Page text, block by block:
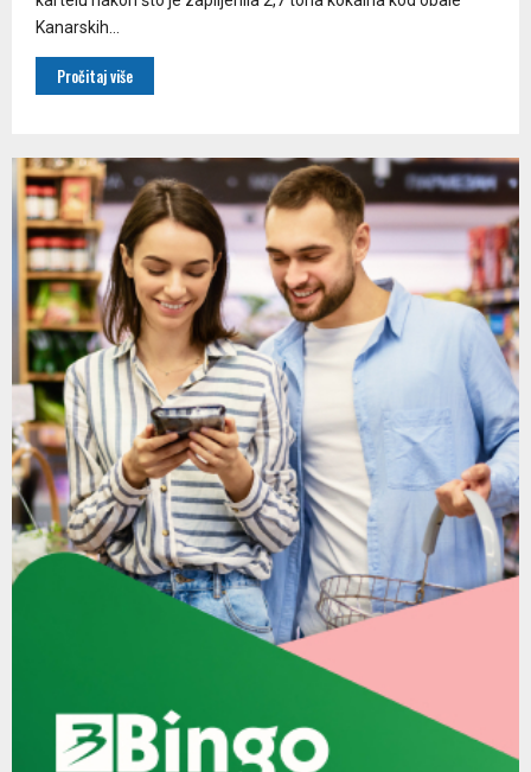
Kanarskih...
Pročitaj više